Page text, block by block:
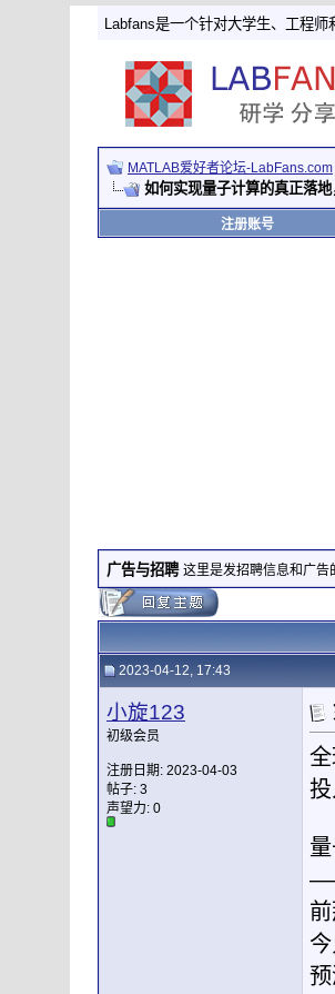
Labfans是一个针对大学生、工程
MATLAB爱好者论坛-LabFans.com
如何实现量子计算的真正落
注册账号
广告与招聘 这里是发招聘信息和广告
2023-04-12, 17:43
小旋123
初级会员
注册日期: 2023-04-03
帖子: 3
声望力: 0
投